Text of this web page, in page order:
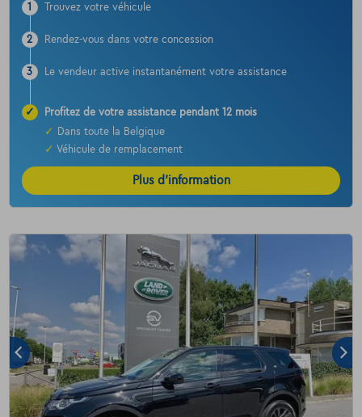
1 Trouvez votre véhicule
2 Rendez-vous dans votre concession
3 Le vendeur active instantanément votre assistance
✓
Profitez de votre assistance pendant 12 mois
✓
Dans toute la Belgique
✓ Véhicule de remplacement
Plus d’information